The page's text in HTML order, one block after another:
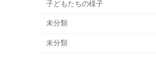
子どもたちの様子
未分類
未分類